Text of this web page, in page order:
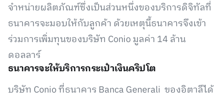
จำหน่ายผลิตภัณฑ์ซึ่งเป็นส่วนหนึ่งของบริการดิจิทัลที่
ธนาคารจะมอบให้กับลูกค้า ด้วยเหตุนี้ธนาคารจึงเข้า
ร่วมการเพิ่มทุนของบริษัท Conio มูลค่า 14 ล้าน
ดอลลาร์
ธนาคารจะให้บริการกระเป๋าเงินคริปโต
บริษัท Conio ที่ธนาคาร Banca Generali ของอิตาลีได้